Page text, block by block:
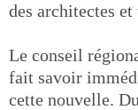
des architectes
Le conseil
fait savoir
cette nouvelle.